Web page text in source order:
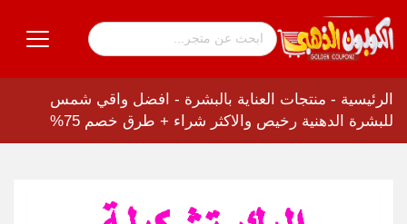
الرئيسية - منتجات العناية بالبشرة - افضل واقي شمس
للبشرة الدهنية رخيص والاكثر شراء + طرق خصم 75%